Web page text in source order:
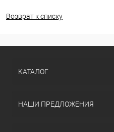
Возврат к списку
КАТАЛОГ
НАШИ ПРЕДЛОЖЕНИЯ